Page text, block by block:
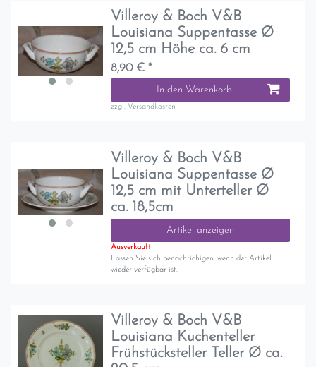
Villeroy & Boch V&B
Louisiana Suppentasse Ø
12,5 cm Höhe ca. 6 cm
8,90 € *
In den Warenkorb
zzgl. Versandkosten
Villeroy & Boch V&B
Louisiana Suppentasse Ø
12,5 cm mit Unterteller Ø
ca. 18,5cm
Artikel anzeigen
Ausverkauft
Lassen Sie sich benachrichigen, wenn der Artikel
wieder verfügbar ist.
Villeroy & Boch V&B
Louisiana Kuchenteller
Frühstücksteller Teller Ø ca.